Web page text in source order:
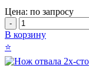
СП
КДМ
Цена: по запросу
Количество
товара
Нож
2х-
В корзину
⭐